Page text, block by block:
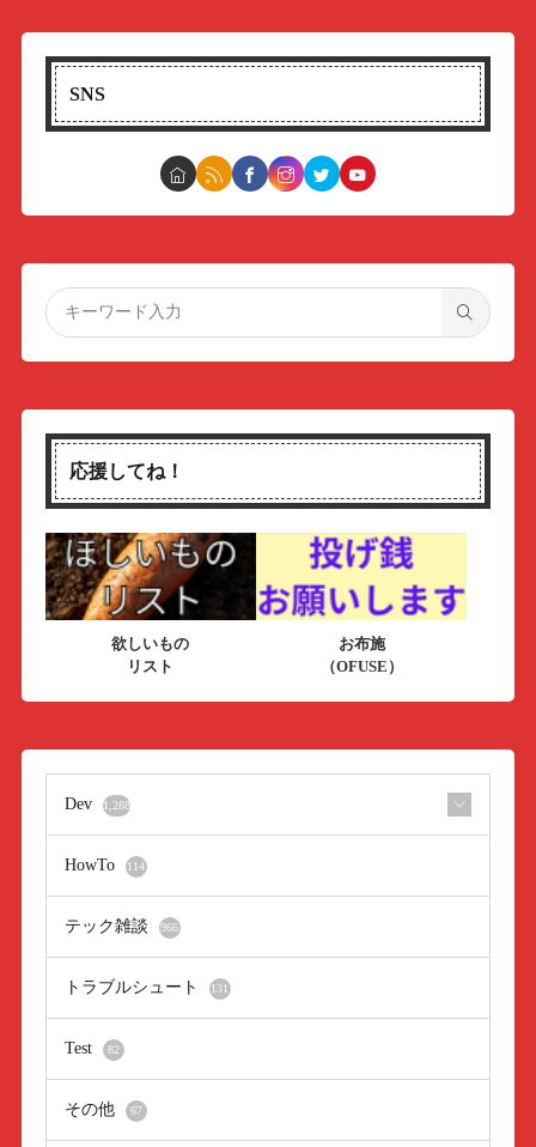
SNS
応援してね！
欲しいもの
リスト
お布施
（OFUSE）
Dev 1,288
HowTo 114
テック雑談 966
トラブルシュート 131
Test 82
その他 67